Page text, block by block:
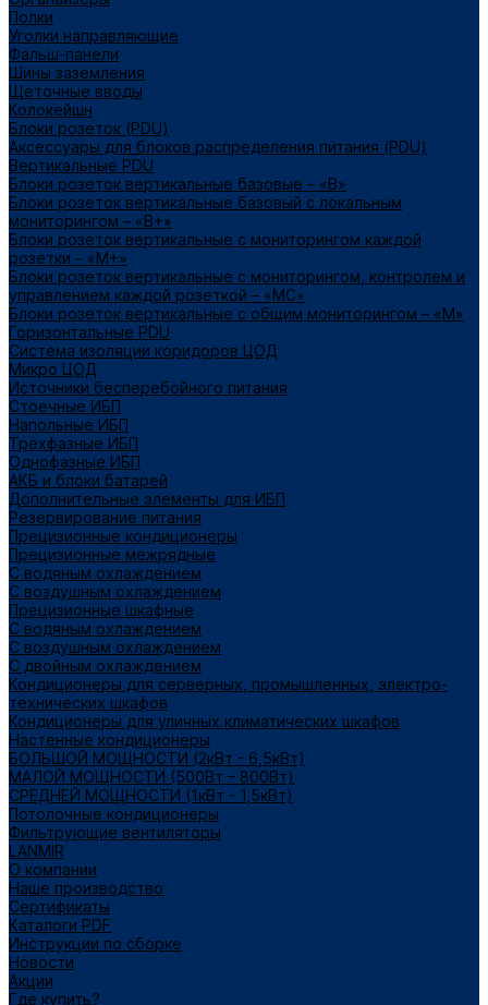
Полки
Уголки направляющие
Фальш-панели
Шины заземления
Щеточные вводы
Колокейшн
Блоки розеток (PDU)
Аксессуары для блоков распределения питания (PDU)
Вертикальные PDU
Блоки розеток вертикальные базовые – «В»
Блоки розеток вертикальные базовый с локальным
мониторингом – «В+»
Блоки розеток вертикальные с мониторингом каждой
розетки – «М+»
Блоки розеток вертикальные с мониторингом, контролем и
управлением каждой розеткой – «МС»
Блоки розеток вертикальные с общим мониторингом – «М»
Горизонтальные PDU
Система изоляции коридоров ЦОД
Микро ЦОД
Источники бесперебойного питания
Стоечные ИБП
Напольные ИБП
Трёхфазные ИБП
Однофазные ИБП
АКБ и блоки батарей
Дополнительные элементы для ИБП
Резервирование питания
Прецизионные кондиционеры
Прецизионные межрядные
С водяным охлаждением
С воздушным охлаждением
Прецизионные шкафные
С водяным охлаждением
С воздушным охлаждением
С двойным охлаждением
Кондиционеры для серверных, промышленных, электро-
технических шкафов
Кондиционеры для уличных климатических шкафов
Настенные кондиционеры
БОЛЬШОЙ МОЩНОСТИ (2кВт - 6,5кВт)
МАЛОЙ МОЩНОСТИ (500Вт – 800Вт)
СРЕДНЕЙ МОЩНОСТИ (1кВт - 1,5кВт)
Потолочные кондиционеры
Фильтрующие вентиляторы
LANMIR
О компании
Наше производство
Сертификаты
Каталоги PDF
Инструкции по сборке
Новости
Акции
Где купить?